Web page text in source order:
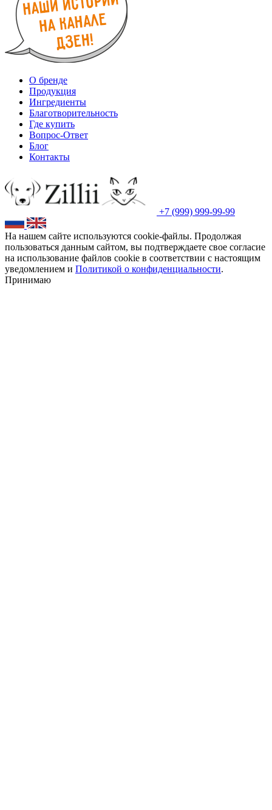
О бренде
Продукция
Ингредиенты
Благотворительность
Где купить
Вопрос-Ответ
Блог
Контакты
+7 (999) 999-99-99
На нашем сайте используются cookie-файлы. Продолжая
пользоваться данным сайтом, вы подтверждаете свое согласие
на использование файлов cookie в соответствии с настоящим
уведомлением и Политикой о конфиденциальности.
Принимаю